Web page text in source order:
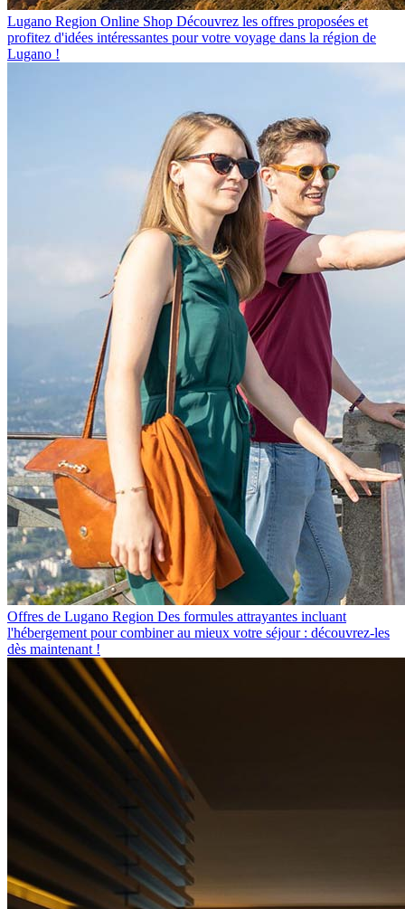
Lugano Region Online Shop Découvrez les offres proposées et
profitez d'idées intéressantes pour votre voyage dans la région de
Lugano !
Offres de Lugano Region Des formules attrayantes incluant
l'hébergement pour combiner au mieux votre séjour : découvrez-les
dès maintenant !